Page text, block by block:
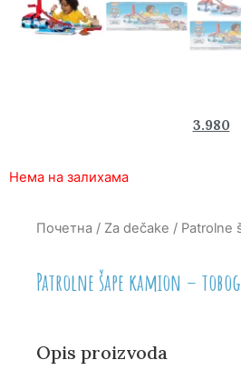
3.980
Нема на залихама
Почетна / Za dečake / Patrolne
Patrolne šape kamion –
Opis proizvoda